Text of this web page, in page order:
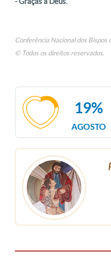
Conferência Nacional dos Bispos
© Todos os direitos reservados.
AGOSTO
19%